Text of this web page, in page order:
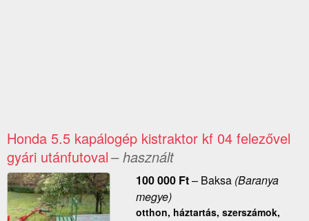
Honda 5.5 kapálogép kistraktor kf 04 felezővel
gyári utánfutoval– használt
100 000 Ft– Baksa(Baranya
megye)
otthon, háztartás, szerszámok,